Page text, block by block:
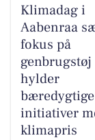
Klimadag i
Aabenraa
fokus på
genbrugstøj
hylder
bæredygtige
initiativer
klimapris